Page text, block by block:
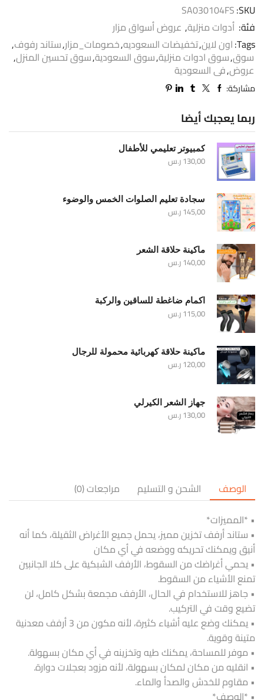
SKU:
SA030104FS
فئة: أدوات منزلية, عروض أسواق مزار
Tags: اون لاين,تخفيضات السعوديه,خصومات_مزار,ستاند رفوف,
سوق,سوق ادوات منزلية,سوق السعودية,سوق تحسين المنزل,
عروض,فى السعودية
مشاركة:
ربما يعجبك أيضا
كمبيوتر تعليمي للأطفال
130,00ر.س
سجادة تعليم الصلوات الخمس والوضوء
145,00ر.س
ماكينة حلاقة الشعر
140,00ر.س
اكمام ضاغطة للساقين والركبة
115,00ر.س
ماكينة حلاقة كهربائية محمولة للرجال
120,00ر.س
جهاز الشعر الكيرلي
130,00ر.س
الوصف الشحن و التسليم
مراجعات (0)
• *المميزات*
• ستاند أرفف تخزين مميز، يحمل جميع الأغراض الثقيلة، كما أنه
أنيق ويمكنك تحريكه ووضعه في أي مكان
• يحمي أغراضك من السقوط، الأرفف الشبكية على كلا الجانبين
تمنع الأشياء من السقوط.
• جاهز للاستخدام في الحال، الأرفف مجمعة بشكل كامل، لن
تضيع وقت في التركيب.
• يمكنك وضع عليه أشياء كثيرة، لأنه مكون من 3 أرفف معدنية
متينة وقوية.
• موفر للمساحة، يمكنك طيه وتخزينه في أي مكان بسهولة.
• انقليه من مكان لمكان بسهولة، لأنه مزود بعجلات دوارة.
• مقاوم للخدش والصدأ والماء.
• *الوصف*